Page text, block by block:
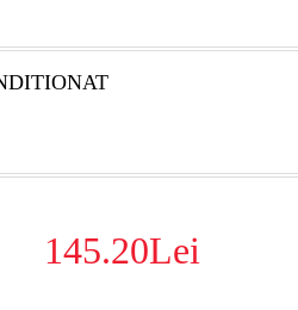
145.20Lei